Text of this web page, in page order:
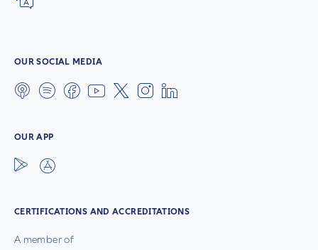
OUR SOCIAL MEDIA
OUR APP
CERTIFICATIONS AND ACCREDITATIONS
A member of